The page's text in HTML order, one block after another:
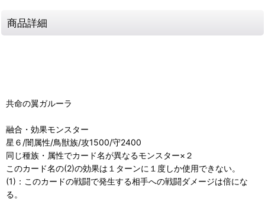
商品詳細
共命の翼ガルーラ
融合・効果モンスター
星６/闇属性/鳥獣族/攻1500/守2400
同じ種族・属性でカード名が異なるモンスター×２
このカード名の(2)の効果は１ターンに１度しか使用できない。
(1)：このカードの戦闘で発生する相手への戦闘ダメージは倍にな
る。